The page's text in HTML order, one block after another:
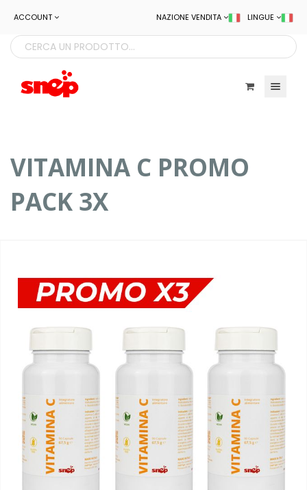
ACCOUNT LINGUE
NAZIONE VENDITA
VITAMINA C PROMO
PACK 3X